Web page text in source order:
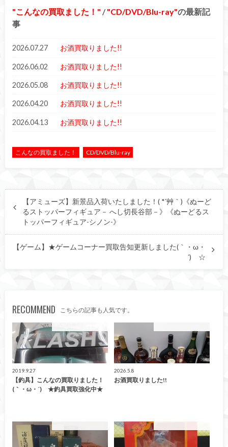
こんなの買取ました！ / CD/DVD/Blu-ray の最新記
事
2026.07.27 お酒買取りました!!
2026.06.02 お酒買取りました!!
2026.05.08 お酒買取りました!!
2026.04.20 お酒買取りました!!
2026.04.13 お酒買取りました!!
こんなの買取ました！ CD/DVD/Blu-ray
【アミューズ】新景品入荷いたしました！( *´艸｀)《ぬーど
るストッパーフィギュア－ へし切長谷部－》《ぬーどるス
トッパーフィギュア-シノン-》
【ゲーム】★ゲームコーナー買取告知更新しました(｀・ω・
´)ゞ☆
RECOMMEND こちらの記事も人気です。
2019.9.27
【釣具】こんなの買取りました！
(｀・ω・´)ゞ★釣具買取強化中★
2026.5.8
お酒買取りました!!